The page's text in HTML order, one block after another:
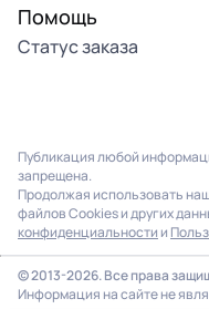
Помощь
Статус заказа
Публикация любой
запрещена.
Продолжая использовать
файлов Cookies и других
конфиденциальности и
© 2013-2026. Все права
Информация на сайте не